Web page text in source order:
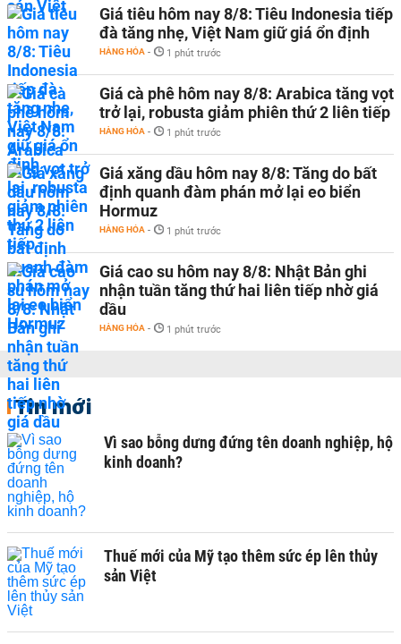
Giá tiêu hôm nay 8/8: Tiêu Indonesia tiếp
đà tăng nhẹ, Việt Nam giữ giá ổn định
HÀNG HÓA - 1 phút trước
Giá cà phê hôm nay 8/8: Arabica tăng vọt
trở lại, robusta giảm phiên thứ 2 liên tiếp
HÀNG HÓA - 1 phút trước
Giá xăng dầu hôm nay 8/8: Tăng do bất
định quanh đàm phán mở lại eo biển
Hormuz
HÀNG HÓA - 1 phút trước
Giá cao su hôm nay 8/8: Nhật Bản ghi
nhận tuần tăng thứ hai liên tiếp nhờ giá
dầu
HÀNG HÓA - 1 phút trước
Tin mới
Vì sao bỗng dưng đứng tên doanh nghiệp, hộ
kinh doanh?
Thuế mới của Mỹ tạo thêm sức ép lên thủy
sản Việt